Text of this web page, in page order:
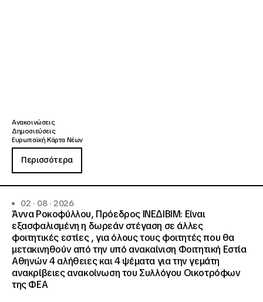
Ανακοινώσεις
Δημοσιεύσεις
Ευρωπαϊκή Κάρτα Νέων
Περισσότερα
02 · 08 · 2026
Άννα Ροκοφύλλου, Πρόεδρος ΙΝΕΔΙΒΙΜ: Είναι
εξασφαλισμένη η δωρεάν στέγαση σε άλλες
φοιτητικές εστίες , για όλους τους φοιτητές που θα
μετακινηθούν από την υπό ανακαίνιση Φοιτητική Εστία
Αθηνών 4 αλήθειες και 4 ψέματα για την γεμάτη
ανακρίβειες ανακοίνωση του Συλλόγου Οικοτρόφων
της ΦΕΑ